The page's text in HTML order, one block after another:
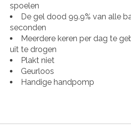
spoelen
De gel dood 99.9% van alle
seconden
Meerdere keren per dag te
uit te drogen
Plakt niet
Geurloos
Handige handpomp